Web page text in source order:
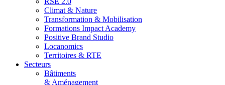
Climat & Nature
Transformation & Mobilisation
Formations Impact Academy
Positive Brand Studio
Locanomics
Territoires & RTE
Secteurs
Bâtiments
& Aménagement